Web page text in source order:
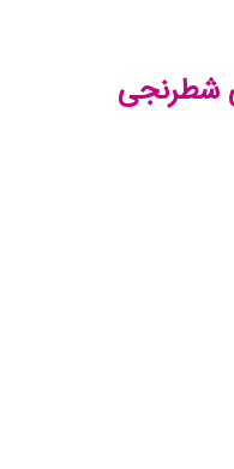
شطرنجی